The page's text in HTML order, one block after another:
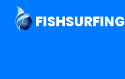
FISHSURFING